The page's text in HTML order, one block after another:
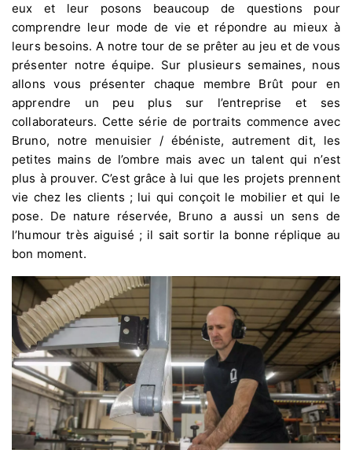
eux et leur posons beaucoup de questions pour
comprendre leur mode de vie et répondre au mieux à
leurs besoins. A notre tour de se prêter au jeu et de vous
présenter notre équipe. Sur plusieurs semaines, nous
allons vous présenter chaque membre Brût pour en
apprendre un peu plus sur l’entreprise et ses
collaborateurs. Cette série de portraits commence avec
Bruno, notre menuisier / ébéniste, autrement dit, les
petites mains de l’ombre mais avec un talent qui n’est
plus à prouver. C’est grâce à lui que les projets prennent
vie chez les clients ; lui qui conçoit le mobilier et qui le
pose. De nature réservée, Bruno a aussi un sens de
l’humour très aiguisé ; il sait sortir la bonne réplique au
bon moment.